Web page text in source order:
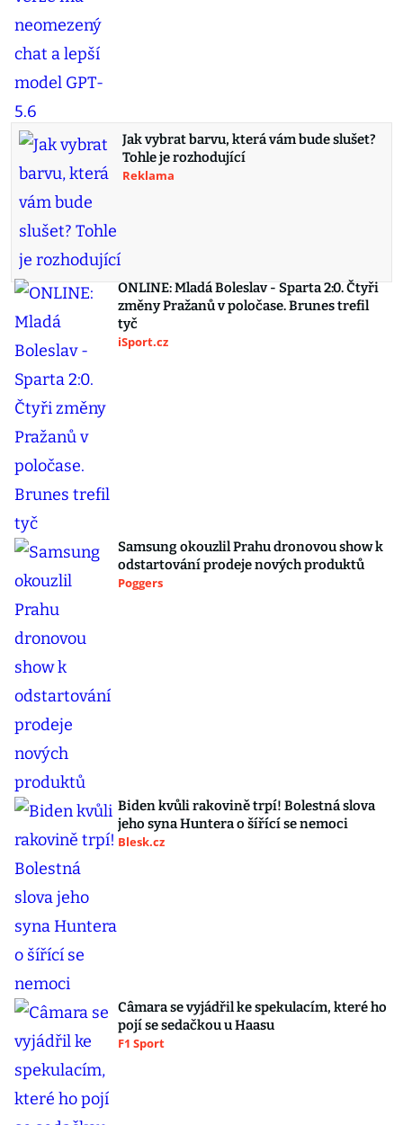
Jak vybrat barvu, která vám bude slušet?
Tohle je rozhodující
Reklama
ONLINE: Mladá Boleslav - Sparta 2:0. Čtyři
změny Pražanů v poločase. Brunes trefil
tyč
iSport.cz
Samsung okouzlil Prahu dronovou show k
odstartování prodeje nových produktů
Poggers
Biden kvůli rakovině trpí! Bolestná slova
jeho syna Huntera o šířící se nemoci
Blesk.cz
Câmara se vyjádřil ke spekulacím, které ho
pojí se sedačkou u Haasu
F1 Sport